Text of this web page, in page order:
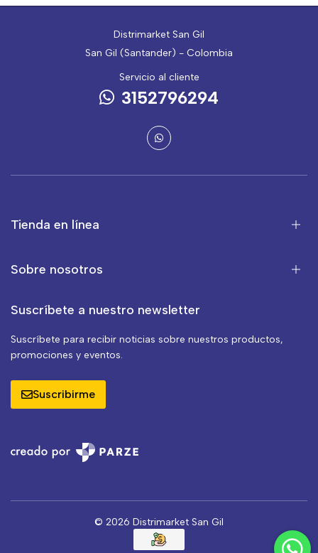
Distrimarket San Gil
San Gil (Santander) - Colombia
Servicio al cliente
3152796294
Tienda en línea
Sobre nosotros
Suscríbete a nuestro newsletter
Suscríbete para recibir noticias sobre nuestros productos,
promociones y eventos.
Suscribirme
© 2026 Distrimarket San Gil